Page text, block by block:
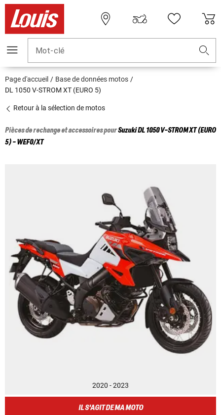
Mot-clé
Page d'accueil
Base de données motos
DL 1050 V-STROM XT (EURO 5)
Retour à la sélection de motos
Pièces de rechange et accessoires pourSuzukiDL 1050 V-STROM XT (EURO
5) - WEF0/XT
2020 - 2023
IL S'AGIT DE MA MOTO